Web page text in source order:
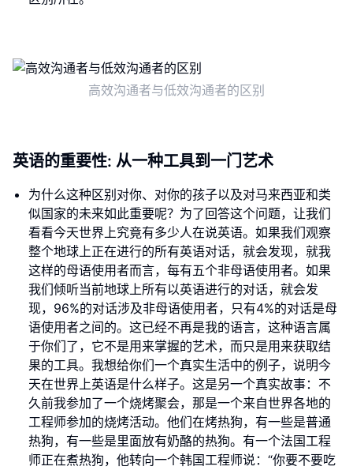
高效沟通者与低效沟通者的区别
英语的重要性: 从一种工具到一门艺术
为什么这种区别对你、对你的孩子以及对马来西亚和类
似国家的未来如此重要呢？为了回答这个问题，让我们
看看今天世界上究竟有多少人在说英语。如果我们观察
整个地球上正在进行的所有英语对话，就会发现，就我
这样的母语使用者而言，每有五个非母语使用者。如果
我们倾听当前地球上所有以英语进行的对话，就会发
现，96%的对话涉及非母语使用者，只有4%的对话是母
语使用者之间的。这已经不再是我的语言，这种语言属
于你们了，它不是用来掌握的艺术，而只是用来获取结
果的工具。我想给你们一个真实生活中的例子，说明今
天在世界上英语是什么样子。这是另一个真实故事：不
久前我参加了一个烧烤聚会，那是一个来自世界各地的
工程师参加的烧烤活动。他们在烤热狗，有一些是普通
热狗，有一些是里面放有奶酪的热狗。有一个法国工程
师正在煮热狗，他转向一个韩国工程师说：“你要不要吃